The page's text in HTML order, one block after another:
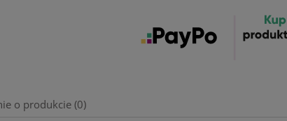
o produkcie (0)